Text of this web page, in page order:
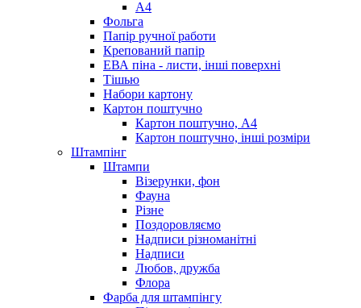
А4
Фольга
Папір ручної работи
Крепований папір
ЕВА піна - листи, інші поверхні
Тішью
Набори картону
Картон поштучно
Картон поштучно, А4
Картон поштучно, інші розміри
Штампінг
Штампи
Візерунки, фон
Фауна
Різне
Поздоровляємо
Надписи різноманітні
Надписи
Любов, дружба
Флора
Фарба для штампінгу